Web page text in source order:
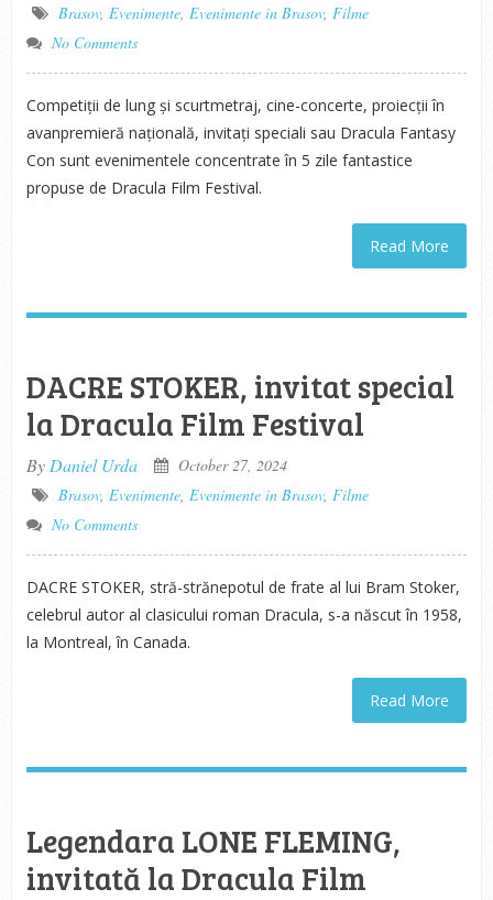
Brasov, Evenimente, Evenimente in Brasov, Filme
No Comments
Competiții de lung și scurtmetraj, cine-concerte, proiecții în
avanpremieră națională, invitați speciali sau Dracula Fantasy
Con sunt evenimentele concentrate în 5 zile fantastice
propuse de Dracula Film Festival.
Read More
DACRE STOKER, invitat special
la Dracula Film Festival
By Daniel Urda
October 27, 2024
Brasov, Evenimente, Evenimente in Brasov, Filme
No Comments
DACRE STOKER, stră-strănepotul de frate al lui Bram Stoker,
celebrul autor al clasicului roman Dracula, s-a născut în 1958,
la Montreal, în Canada.
Read More
Legendara LONE FLEMING,
invitată la Dracula Film